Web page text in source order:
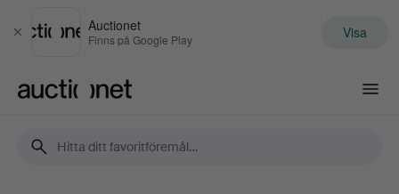
Stäng
Auctionet
Finns på Google Play Visa